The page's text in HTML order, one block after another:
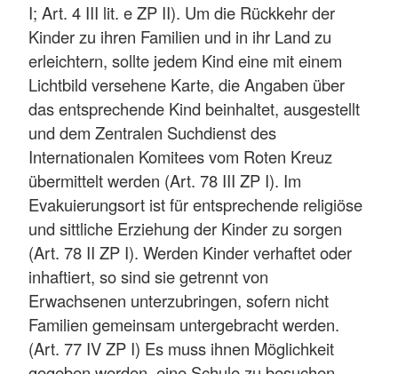
I; Art. 4 III lit. e ZP II). Um die Rückkehr der
Kinder zu ihren Familien und in ihr Land zu
erleichtern, sollte jedem Kind eine mit einem
Lichtbild versehene Karte, die Angaben über
das entsprechende Kind beinhaltet, ausgestellt
und dem Zentralen Suchdienst des
Internationalen Komitees vom Roten Kreuz
übermittelt werden (Art. 78 III ZP I). Im
Evakuierungsort ist für entsprechende religiöse
und sittliche Erziehung der Kinder zu sorgen
(Art. 78 II ZP I). Werden Kinder verhaftet oder
inhaftiert, so sind sie getrennt von
Erwachsenen unterzubringen, sofern nicht
Familien gemeinsam untergebracht werden.
(Art. 77 IV ZP I) Es muss ihnen Möglichkeit